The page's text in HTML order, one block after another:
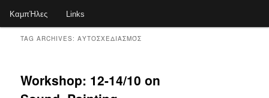
ΚαμπΉλες Links
TAG ARCHIVES:ΑΥΤΟΣΧΕΔΙΑΣΜΌΣ
Workshop: 12-14/10 on